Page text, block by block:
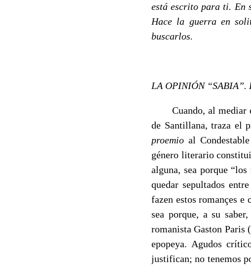
está escrito para ti. En
Hace la guerra en
buscarlos.
LA OPINIÓN “SABIA”.
Cuando, al mediar
de Santillana, traza el
proemio al
género literario
alguna, sea porque
quedar sepultados
fazen estos romançes e
sea porque, a su
romanista Gaston Paris
epopeya. Agudos
justifican; no tenemos